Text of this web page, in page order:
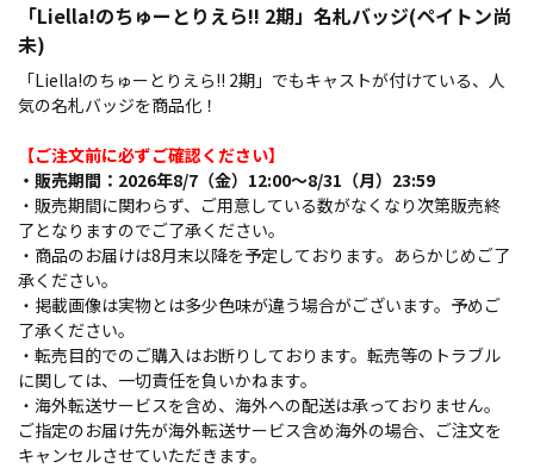
「Liella!のちゅーとりえら!! 2期」名札バッジ(ペイトン尚
未)
「Liella!のちゅーとりえら!! 2期」でもキャストが付けている、人
気の名札バッジを商品化！
【ご注文前に必ずご確認ください】
・販売期間：2026年8/7（金）12:00～8/31（月）23:59
・販売期間に関わらず、ご用意している数がなくなり次第販売終
了となりますのでご了承ください。
・商品のお届けは8月末以降を予定しております。あらかじめご了
承ください。
・掲載画像は実物とは多少色味が違う場合がございます。予めご
了承ください。
・転売目的でのご購入はお断りしております。転売等のトラブル
に関しては、一切責任を負いかねます。
・海外転送サービスを含め、海外への配送は承っておりません。
ご指定のお届け先が海外転送サービス含め海外の場合、ご注文を
キャンセルさせていただきます。